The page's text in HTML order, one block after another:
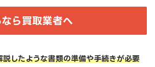
ら買取業者へ
説したような書類の準備や手続きが必要